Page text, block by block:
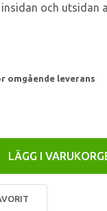
och utsidan
omgående leverans
LÄGG I